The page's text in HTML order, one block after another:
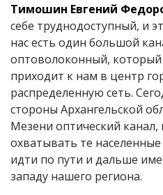
Тимошин Евгений
себе труднодоступный, и
нас есть один большой
оптоволоконный,
приходит к нам в центр
распределенную сеть.
стороны Архангельской
Мезени оптический канал,
охватывать те
идти по пути и дальше
западу нашего региона.